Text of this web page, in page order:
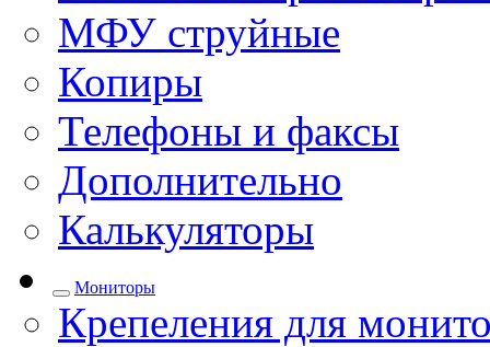
МФУ струйные
Копиры
Телефоны и факсы
Дополнительно
Калькуляторы
Мониторы
Крепеления для